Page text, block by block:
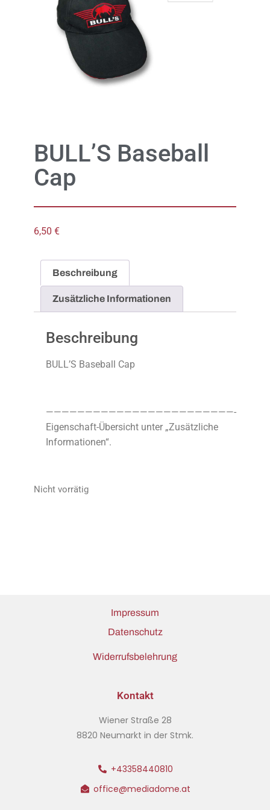
BULL’S Baseball
Cap
6,50 €
Beschreibung
Zusätzliche Informationen
Beschreibung
BULL’S Baseball Cap
————————————————————————-
Eigenschaft-Übersicht unter „Zusätzliche
Informationen“.
Nicht vorrätig
Impressum
Datenschutz
Widerrufsbelehrung
Kontakt
Wiener Straße 28
8820 Neumarkt in der Stmk.
+43358440810
office@mediadome.at